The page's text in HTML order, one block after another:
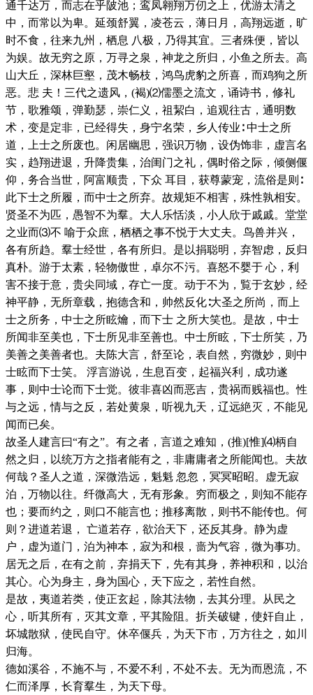
通千达万，而志在乎陂池；鸾凤翱翔万仞之上，优游太清之
中，而常以为卑。延颈舒翼，凌苍云，薄日月，高翔远逝，旷
时不食，往来九州，栖息 八极，乃得其宜。三者殊便，皆以
为娱。故无穷之原，万寻之泉，神龙之所归，小鱼之所去。高
山大丘，深林巨壑，茂木畅枝，鸿鸟虎豹之所喜，而鸡狗之所
恶。悲 夫！三代之遗风，(褐)⑵儒墨之流文，诵诗书，修礼
节，歌雅颂，弹勤瑟，崇仁义，祖絜白，追观往古，通明数
术，变是定非，已经得失，身宁名荣，乡人传业∶ 中士之所
道，上士之所废也。闲居幽思，强识万物，设伪饰非，虚言名
实，趋翔进退，升降贵集，治闺门之礼，偶时俗之际，倾侧偃
仰，务合当世，阿富顺贵，下众 耳目，获尊蒙宠，流俗是则∶
此下士之所履，而中士之所弃。故规矩不相害，殊性孰相安。
贤圣不为匹，愚智不为羣。大人乐恬淡，小人欣于戚戚。堂堂
之业而⑶不 喻于众庶，栖栖之事不悦于大丈夫。鸟兽并兴，
各有所趋。羣士经世，各有所归。是以捐聪明，弃智虑，反归
真朴。游于太素，轻物傲世，卓尔不污。喜怒不婴于 心，利
害不接于意，贵尖同域，存亡一度。动于不为，覧于玄妙，经
神平静，无所章载，抱德含和，帅然反化∶大圣之所尚，而上
士之所务，中士之所眩爚，而下士 之所大笑也。是故，中士
所闻非至美也，下士所见非至善也。中士所眩，下士所笑，乃
美善之美善者也。夫陈大言，舒至论，表自然，穷微妙，则中
士眩而下士笑。 浮言游说，生息百变，起福兴利，成功遂
事，则中士论而下士觉。彼非喜凶而恶吉，贵祸而贱福也。性
与之远，情与之反，若处黄泉，听视九天，辽远絶灭，不能见
闻而已矣。
故圣人建言曰“有之”。有之者，言道之难知，(推)[惟]⑷柄自
然之归，以统万方之指者能有之，非庸庸者之所能闻也。夫故
何哉？圣人之道，深微浩远，魁魁 忽忽，冥冥昭昭。虚无寂
泊，万物以往。纤微高大，无有形象。穷而极之，则知不能存
也；要而约之，则口不能言也；推移离散，则书不能传也。何
则？进道若退， 亡道若存，欲治天下，还反其身。静为虚
户，虚为道门，泊为神本，寂为和根，啬为气容，微为事功。
居无之后，在有之前，弃捐天下，先有其身，养神积和，以治
其心。心为身主，身为国心，天下应之，若性自然。
是故，夷道若类，使正玄起，除其法物，去其分理。从民之
心，听其所有，灭其文章，平其险阻。折关破键，使奸自止，
坏城散狱，使民自守。休卒偃兵，为天下市，万方往之，如川
归海。
德如溪谷，不施不与，不爱不利，不处不去。无为而恩流，不
仁而泽厚，长育羣生，为天下母。